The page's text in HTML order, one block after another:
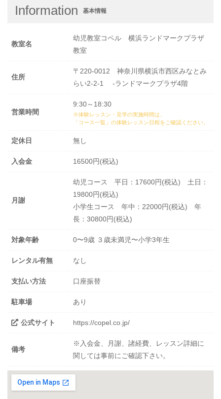
Information 基本情報
教室名
幼児教室コペル 横浜ランドマークプラザ
教室
住所
〒220-0012 神奈川県横浜市西区みなとみ
らい2-2-1 -ランドマークプラザ4階
営業時間
9:30～18:30
※体験レッスン・見学の実施時間は、
「コース一覧」の体験レッスン日程をご確認ください。
定休日 無し
入会金 16500円(税込)
月謝
幼児コース 平日：17600円(税込) 土日：
19800円(税込)
小学生コース 年中：22000円(税込) 年
長：30800円(税込)
対象年齢 0〜9歳 ３歳未満児〜小学3年生
レンタル有無 なし
支払い方法 口座振替
駐車場 あり
公式サイト https://copel.co.jp/
備考
※入会金、月謝、諸経費、レッスン詳細に
関しては事前にご確認下さい。